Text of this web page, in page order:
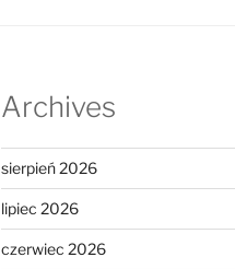
Archives
sierpień 2026
lipiec 2026
czerwiec 2026